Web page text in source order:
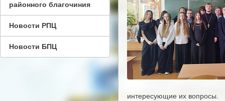
районного благочиния
Новости РПЦ
Новости БПЦ
интересующие их вопросы.